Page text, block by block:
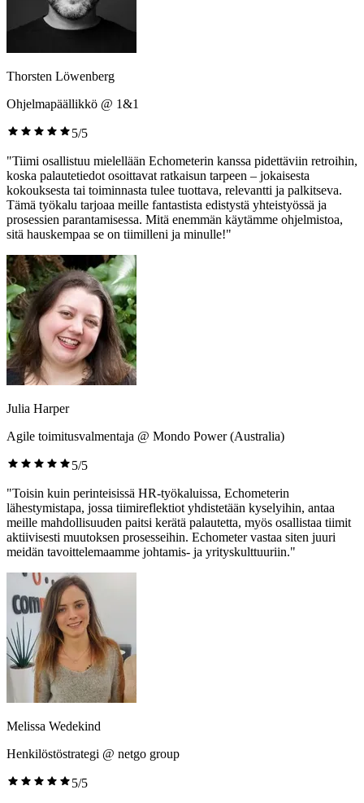
Thorsten Löwenberg
Ohjelmapäällikkö @ 1&1
5/5
"Tiimi osallistuu mielellään Echometerin kanssa pidettäviin retroihin,
koska palautetiedot osoittavat ratkaisun tarpeen – jokaisesta
kokouksesta tai toiminnasta tulee tuottava, relevantti ja palkitseva.
Tämä työkalu tarjoaa meille fantastista edistystä yhteistyössä ja
prosessien parantamisessa. Mitä enemmän käytämme ohjelmistoa,
sitä hauskempaa se on tiimilleni ja minulle!"
Julia Harper
Agile toimitusvalmentaja @ Mondo Power (Australia)
5/5
"Toisin kuin perinteisissä HR-työkaluissa, Echometerin
lähestymistapa, jossa tiimireflektiot yhdistetään kyselyihin, antaa
meille mahdollisuuden paitsi kerätä palautetta, myös osallistaa tiimit
aktiivisesti muutoksen prosesseihin. Echometer vastaa siten juuri
meidän tavoittelemaamme johtamis- ja yrityskulttuuriin."
Melissa Wedekind
Henkilöstöstrategi @ netgo group
5/5